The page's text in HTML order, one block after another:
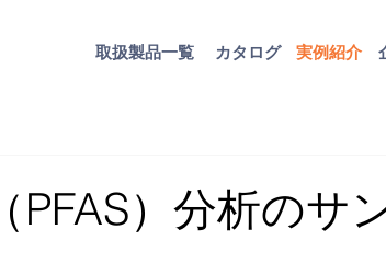
取扱​製品一覧 ​実例紹介
カタログ
PFAS）分析のサ